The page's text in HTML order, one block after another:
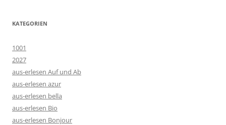
KATEGORIEN
1001
2027
aus-erlesen Auf und Ab
aus-erlesen azur
aus-erlesen bella
aus-erlesen Bio
aus-erlesen Bonjour